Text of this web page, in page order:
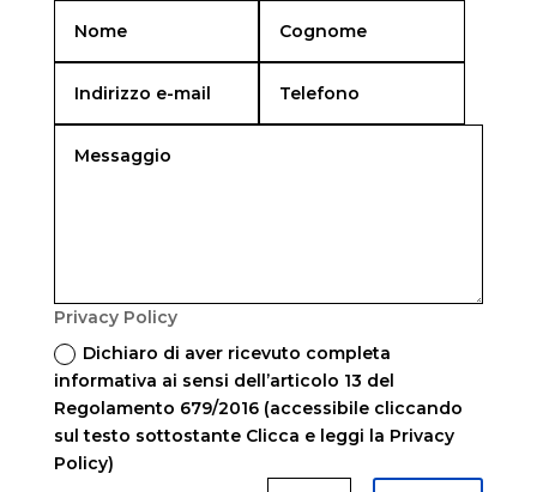
Privacy Policy
Dichiaro di aver ricevuto completa
informativa ai sensi dell’articolo 13 del
Regolamento 679/2016 (accessibile cliccando
sul testo sottostante Clicca e leggi la Privacy
Policy)